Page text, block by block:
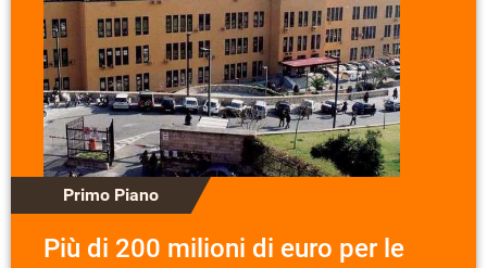
Primo Piano
Più di 200 milioni di euro per le